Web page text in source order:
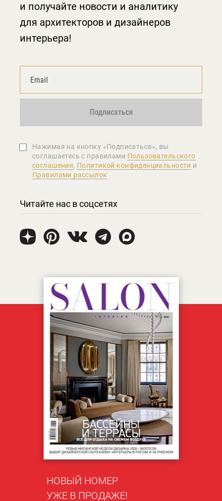
и получайте новости и аналитику
для архитекторов и дизайнеров
интерьера!
Подписаться
Нажимая на кнопку «Подписаться», вы
соглашаетеcь с правилами Пользовательского
соглашения, Политикой конфиденциальности и
Правилами рассылок
Читайте нас в соцсетях
НОВЫЙ НОМЕР
УЖЕ В ПРОДАЖЕ!